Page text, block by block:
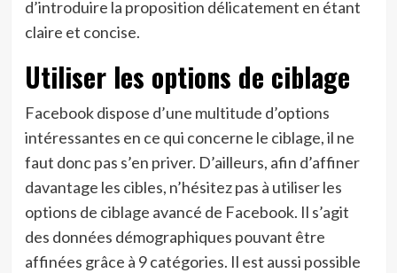
d’introduire la proposition délicatement en étant
claire et concise.
Utiliser les options de ciblage
Facebook dispose d’une multitude d’options
intéressantes en ce qui concerne le ciblage, il ne
faut donc pas s’en priver. D’ailleurs, afin d’affiner
davantage les cibles, n’hésitez pas à utiliser les
options de ciblage avancé de Facebook. Il s’agit
des données démographiques pouvant être
affinées grâce à 9 catégories. Il est aussi possible